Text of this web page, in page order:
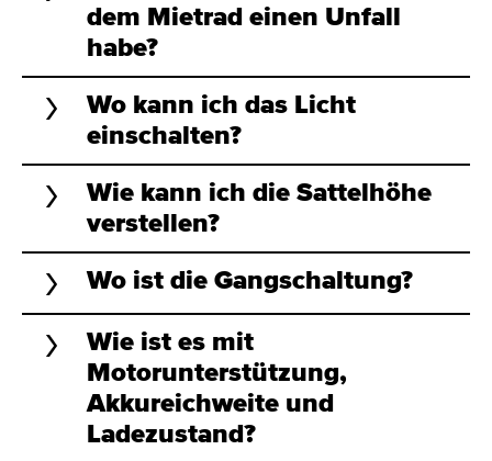
dem Mietrad einen Unfall
habe?
Wo kann ich das Licht
einschalten?
Wie kann ich die Sattelhöhe
verstellen?
Wo ist die Gangschaltung?
Wie ist es mit
Motorunterstützung,
Akkureichweite und
Ladezustand?